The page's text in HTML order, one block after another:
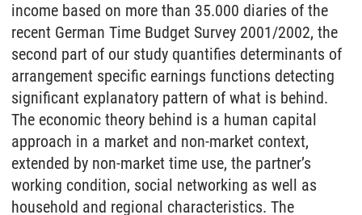
income based on more than 35.000 diaries of the
recent German Time Budget Survey 2001/2002, the
second part of our study quantifies determinants of
arrangement specific earnings functions detecting
significant explanatory pattern of what is behind.
The economic theory behind is a human capital
approach in a market and non-market context,
extended by non-market time use, the partner’s
working condition, social networking as well as
household and regional characteristics. The